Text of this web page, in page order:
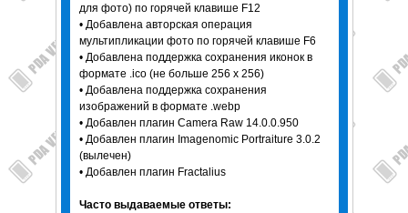
для фото) по горячей клавише F12
• Добавлена авторская операция
мультипликации фото по горячей клавише F6
• Добавлена поддержка сохранения иконок в
формате .ico (не больше 256 x 256)
• Добавлена поддержка сохранения
изображений в формате .webp
• Добавлен плагин Camera Raw 14.0.0.950
• Добавлен плагин Imagenomic Portraiture 3.0.2
(вылечен)
• Добавлен плагин Fractalius
Часто выдаваемые ответы: